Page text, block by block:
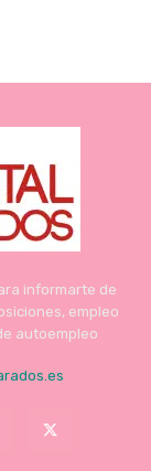
informarte de
empleo
autoempleo